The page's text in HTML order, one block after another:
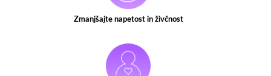
Zmanjšajte napetost in živčnost